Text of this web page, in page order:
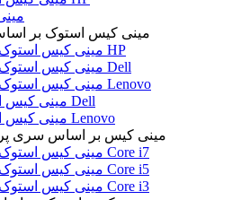
مینی کیس استوک بر
مینی کیس استوک HP
مینی کیس استوک Dell
مینی کیس استوک Lenovo
مینی کیس استوک Dell
مینی کیس استوک Lenovo
مینی کیس بر اساس سری
مینی کیس استوک Core i7
مینی کیس استوک Core i5
مینی کیس استوک Core i3